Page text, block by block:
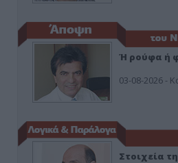
Ή ρούφα ή
03-08-2026 -
Στοιχεία